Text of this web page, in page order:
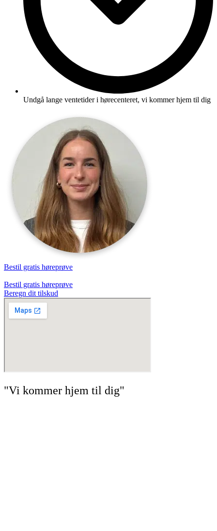
Undgå lange ventetider i hørecenteret, vi kommer hjem til dig
Bestil gratis høreprøve
Bestil gratis høreprøve
Beregn dit tilskud
"Vi kommer hjem til dig"